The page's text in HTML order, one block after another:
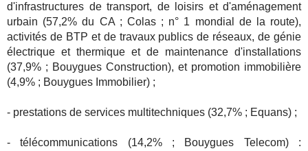
d'infrastructures de transport, de loisirs et d'aménagement
urbain (57,2% du CA ; Colas ; n° 1 mondial de la route),
activités de BTP et de travaux publics de réseaux, de génie
électrique et thermique et de maintenance d'installations
(37,9% ; Bouygues Construction), et promotion immobilière
(4,9% ; Bouygues Immobilier) ;
- prestations de services multitechniques (32,7% ; Equans) ;
- télécommunications (14,2% ; Bouygues Telecom) :